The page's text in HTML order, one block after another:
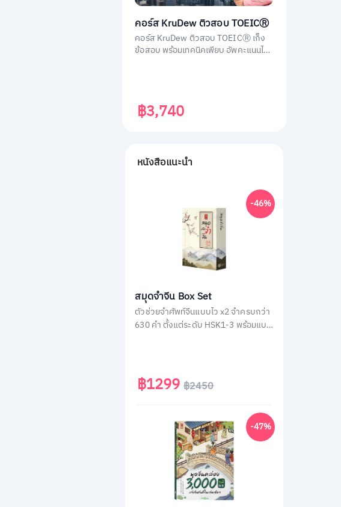
คอร์ส KruDew ติวสอบ TOEICⓇ
คอร์ส KruDew ติวสอบ TOEICⓇ เก็ง
ข้อสอบ พร้อมเทคนิคเพียบ อัพคะแนนได้
฿3,740
หนังสือแนะนำ
สมุดจำจีน Box Set
ตัวช่วยจำศัพท์จีนแบบไว x2 จำครบกว่า
630 คำ ตั้งแต่ระดับ HSK1-3 พร้อมแบบ
-46%
฿1299฿2450
-47%